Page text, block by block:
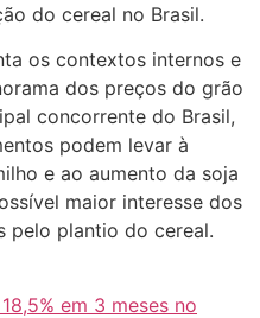
do cereal no Brasil.
os contextos internos e
dos preços do grão
concorrente do Brasil,
podem levar à
e ao aumento da soja
maior interesse dos
pelo plantio do cereal.
em 3 meses no